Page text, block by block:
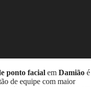
ponto facial em Damião é
de equipe com maior